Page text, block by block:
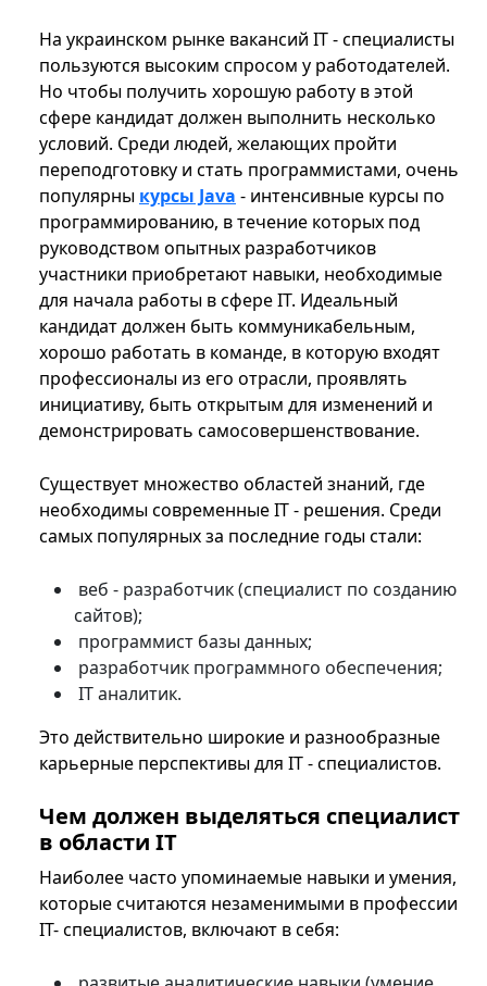
На украинском рынке вакансий IT - специалисты
пользуются высоким спросом у работодателей.
Но чтобы получить хорошую работу в этой
сфере кандидат должен выполнить несколько
условий. Среди людей, желающих пройти
переподготовку и стать программистами, очень
популярны курсы Java - интенсивные курсы по
программированию, в течение которых под
руководством опытных разработчиков
участники приобретают навыки, необходимые
для начала работы в сфере IT. Идеальный
кандидат должен быть коммуникабельным,
хорошо работать в команде, в которую входят
профессионалы из его отрасли, проявлять
инициативу, быть открытым для изменений и
демонстрировать самосовершенствование.
Существует множество областей знаний, где
необходимы современные IT - решения. Среди
самых популярных за последние годы стали:
веб - разработчик (специалист по созданию
сайтов);
программист базы данных;
разработчик программного обеспечения;
IT аналитик.
Это действительно широкие и разнообразные
карьерные перспективы для IT - специалистов.
Чем должен выделяться специалист
в области IT
Наиболее часто упоминаемые навыки и умения,
которые считаются незаменимыми в профессии
IT- специалистов, включают в себя: